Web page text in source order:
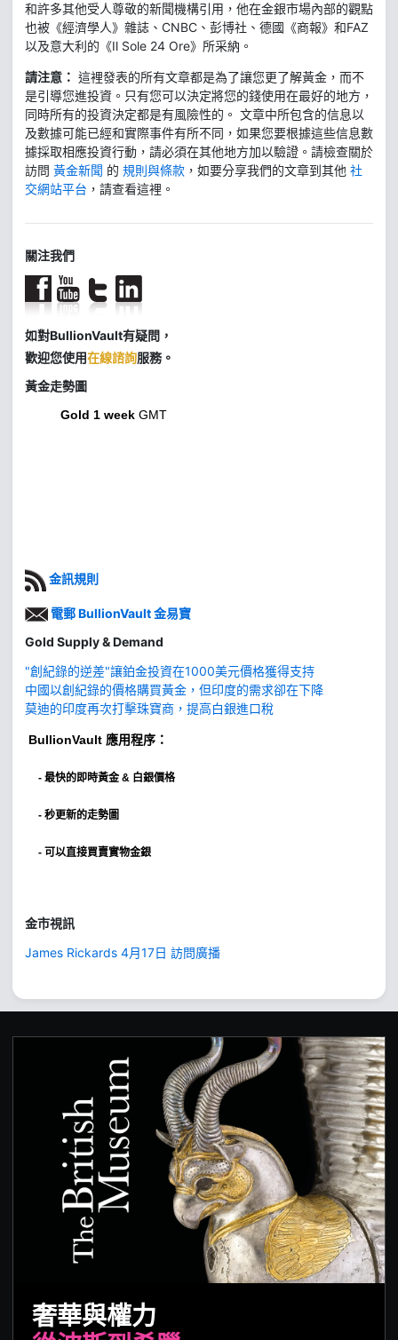
和許多其他受人尊敬的新聞機構引用，他在金銀市場內部的觀點
也被《經濟學人》雜誌、CNBC、彭博社、德國《商報》和FAZ
以及意大利的《Il Sole 24 Ore》所采納。
請注意： 這裡發表的所有文章都是為了讓您更了解黃金，而不
是引導您進投資。只有您可以決定將您的錢使用在最好的地方，
同時所有的投資決定都是有風險性的。 文章中所包含的信息以
及數據可能已經和實際事件有所不同，如果您要根據這些信息數
據採取相應投資行動，請必須在其他地方加以驗證。請檢查關於
訪問 黃金新聞 的 規則與條款 ，如要分享我們的文章到其他 社
交網站平台 ，請查看這裡。
關注我們
如對BullionVault有疑問，
歡迎您使用在線諮詢服務。
黃金走勢圖
Gold 1 week GMT
金訊規則
電郵 BullionVault 金易寶
Gold Supply & Demand
"創紀錄的逆差"讓鉑金投資在1000美元價格獲得支持
中國以創紀錄的價格購買黃金，但印度的需求卻在下降
莫迪的印度再次打擊珠寶商，提高白銀進口稅
BullionVault 應用程序：
- 最快的即時黃金 & 白銀價格
- 秒更新的走勢圖
- 可以直接買賣實物金銀
金市視訊
James Rickards 4月17日 訪問廣播
奢華與權力